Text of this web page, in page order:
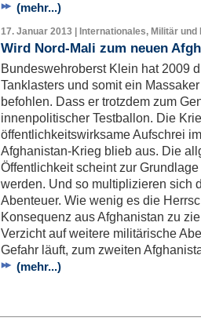
(mehr...)
17. Januar 2013 | Internationales, Militär und
Wird Nord-Mali zum neuen
Bundeswehroberst Klein hat 2009
Tanklasters und somit ein
befohlen. Dass er trotzdem zum
innenpolitischer Testballon. Die
öffentlichkeitswirksame Aufschrei
Afghanistan-Krieg blieb aus. Die
Öffentlichkeit scheint zur
werden. Und so multiplizieren sich
Abenteuer. Wie wenig es die
Konsequenz aus Afghanistan zu
Verzicht auf weitere militärische
Gefahr läuft, zum zweiten
(mehr...)